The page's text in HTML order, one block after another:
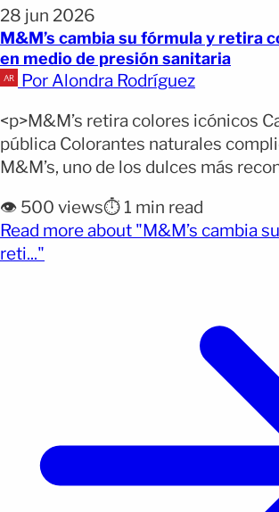
28 jun 2026
M&M’s cambia su fórmula y retira
en medio de presión sanitaria
Por Alondra Rodríguez
<p>M&M’s retira colores icónicos
pública Colorantes naturales
M&M’s, uno de los dulces más
tras casi nueve décadas en el
Mars Wrigley anunció ajustes que
directamente la apariencia del
👁️ 500 views⏱️ 1 min read
Read more about "M&M’s cambia
reti..."